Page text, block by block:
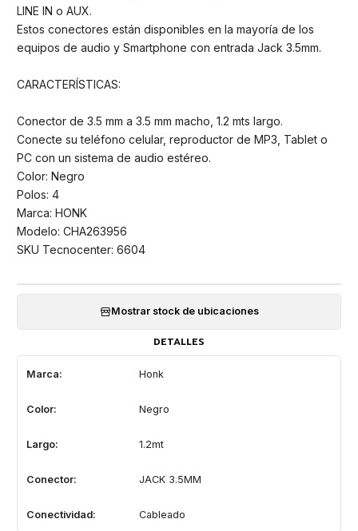
LINE IN o AUX.
Estos conectores están disponibles en la mayoría de los
equipos de audio y Smartphone con entrada Jack 3.5mm.
CARACTERÍSTICAS:
Conector de 3.5 mm a 3.5 mm macho, 1.2 mts largo.
Conecte su teléfono celular, reproductor de MP3, Tablet o
PC con un sistema de audio estéreo.
Color: Negro
Polos: 4
Marca: HONK
Modelo: CHA263956
SKU Tecnocenter: 6604
Mostrar stock de ubicaciones
DETALLES
Marca: Honk
Color: Negro
Largo: 1.2mt
Conector: JACK 3.5MM
Conectividad: Cableado